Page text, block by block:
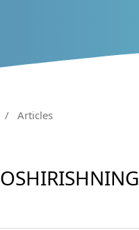
/ Articles